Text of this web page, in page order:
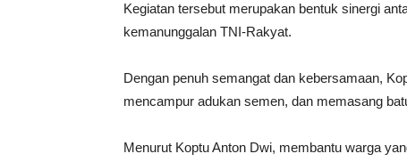
Kegiatan tersebut merupakan bentuk sinergi
kemanunggalan TNI-Rakyat.
Dengan penuh semangat dan kebersamaan,
mencampur adukan semen, dan memasang
Menurut Koptu Anton Dwi, membantu warga